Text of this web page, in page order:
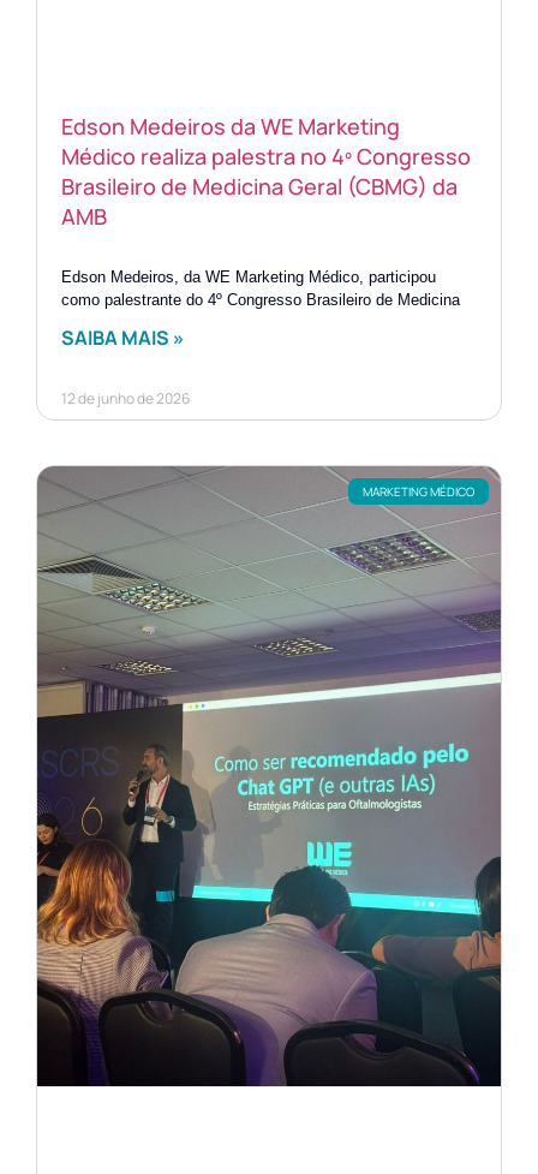
Edson Medeiros da WE Marketing
Médico realiza palestra no 4º Congresso
Brasileiro de Medicina Geral (CBMG) da
AMB
Edson Medeiros, da WE Marketing Médico, participou
como palestrante do 4º Congresso Brasileiro de Medicina
SAIBA MAIS »
12 de junho de 2026
MARKETING MÉDICO